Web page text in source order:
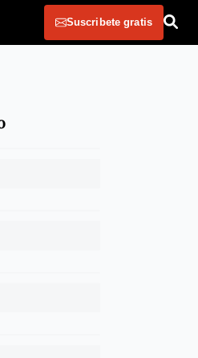
Suscribete gratis